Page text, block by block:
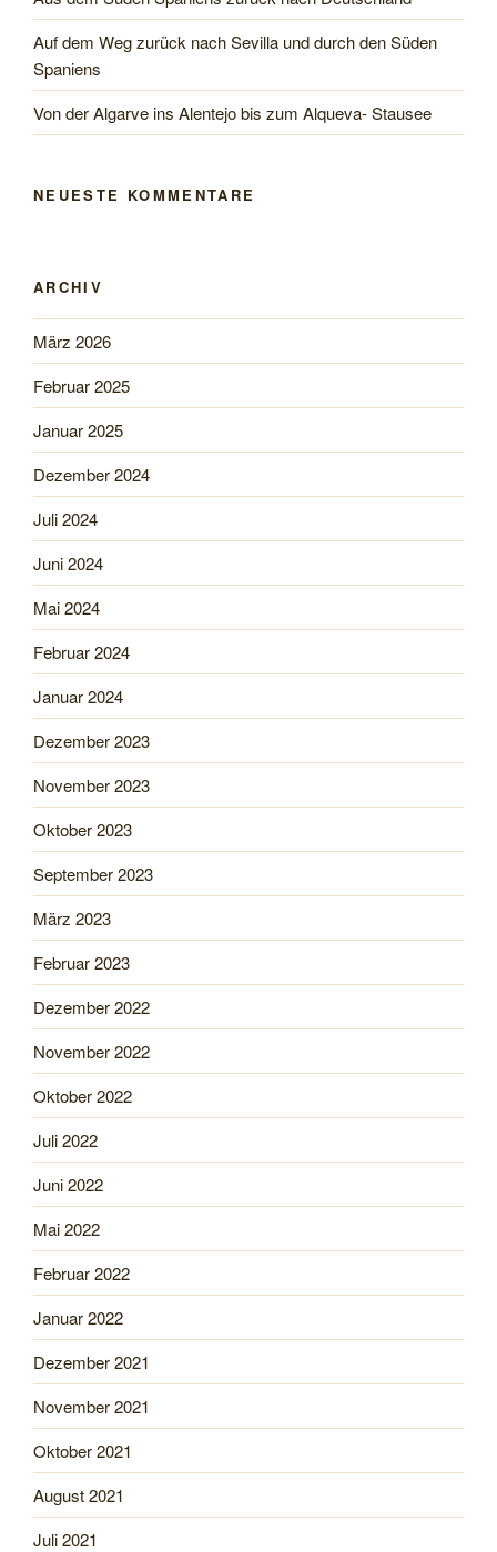
Auf dem Weg zurück nach Sevilla und durch den Süden
Spaniens
Von der Algarve ins Alentejo bis zum Alqueva- Stausee
NEUESTE KOMMENTARE
ARCHIV
März 2026
Februar 2025
Januar 2025
Dezember 2024
Juli 2024
Juni 2024
Mai 2024
Februar 2024
Januar 2024
Dezember 2023
November 2023
Oktober 2023
September 2023
März 2023
Februar 2023
Dezember 2022
November 2022
Oktober 2022
Juli 2022
Juni 2022
Mai 2022
Februar 2022
Januar 2022
Dezember 2021
November 2021
Oktober 2021
August 2021
Juli 2021